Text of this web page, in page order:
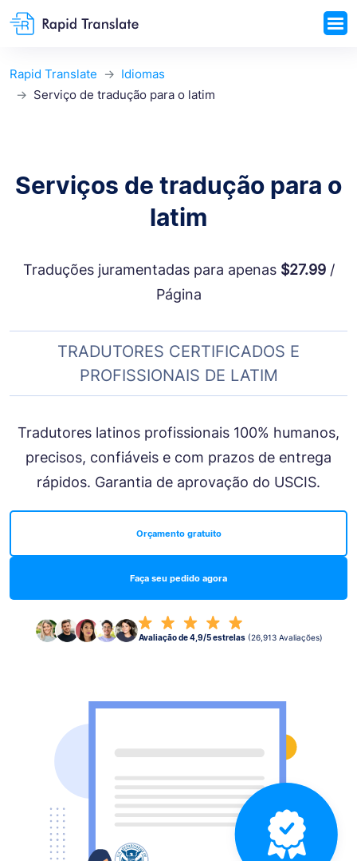
Rapid Translate
Idiomas
Serviço de tradução para o latim
Serviços de tradução para o
latim
Traduções juramentadas para apenas $27.99/
Página
TRADUTORES CERTIFICADOS E
PROFISSIONAIS DE LATIM
Tradutores latinos profissionais 100% humanos,
precisos, confiáveis e com prazos de entrega
rápidos. Garantia de aprovação do USCIS.
Faça seu pedido agora
Orçamento gratuito
Avaliação de 4,9/5 estrelas (26,913 Avaliações)